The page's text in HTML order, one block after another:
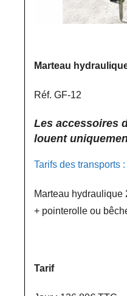
Marteau
Réf. GF-12
Les accessoires
louent
Tarifs des transports
Marteau hydraulique
+ pointerolle ou
Tarif